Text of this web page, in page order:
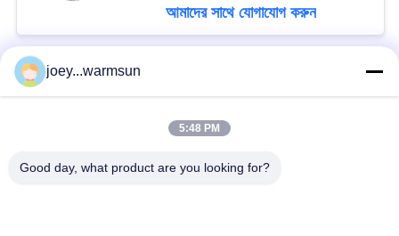
আমাদের সাথে যোগাযোগ করুন
joey...warmsun
5:48 PM
Good day, what product are you looking for?